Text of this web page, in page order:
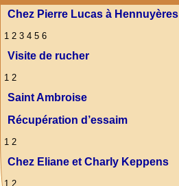
Chez Pierre Lucas à Hennuyères
1 2 3 4 5 6
Visite de rucher
1 2
Saint Ambroise
Récupération d’essaim
1 2
Chez Eliane et Charly Keppens
1 2